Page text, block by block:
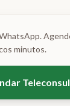
minutos.